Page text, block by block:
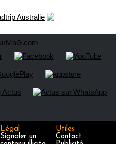
Légal
Signaler un
Utiles
Contact